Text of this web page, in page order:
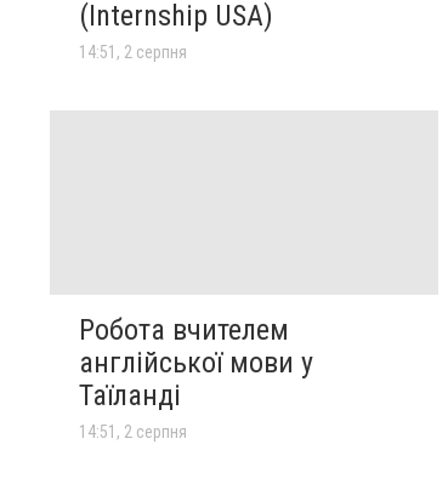
(Internship USA)
14:51, 2 серпня
Робота вчителем
англійської мови у
Таїланді
14:51, 2 серпня